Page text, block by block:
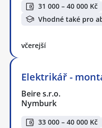
31 000 – 40 000 Kč
Vhodné také pro
včerejší
Elektrikář -
Beire s.r.o.
Nymburk
33 000 – 40 000 Kč